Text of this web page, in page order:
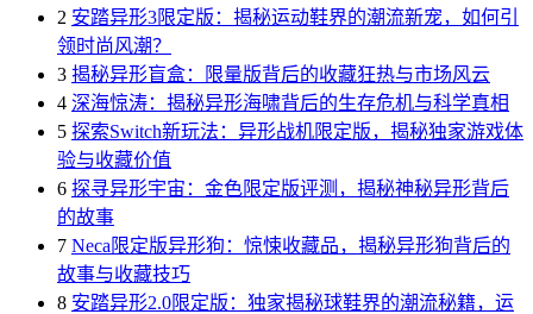
2 安踏异形3限定版：揭秘运动鞋界的潮流新宠，如何引
领时尚风潮？
3 揭秘异形盲盒：限量版背后的收藏狂热与市场风云
4 深海惊涛：揭秘异形海啸背后的生存危机与科学真相
5 探索Switch新玩法：异形战机限定版，揭秘独家游戏体
验与收藏价值
6 探寻异形宇宙：金色限定版评测，揭秘神秘异形背后
的故事
7 Neca限定版异形狗：惊悚收藏品，揭秘异形狗背后的
故事与收藏技巧
8 安踏异形2.0限定版：独家揭秘球鞋界的潮流秘籍，运